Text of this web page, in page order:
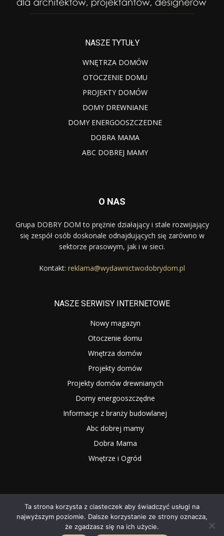
NASZE TYTUŁY
WNĘTRZA DOMÓW
OTOCZENIE DOMU
PROJEKTY DOMÓW
DOMY DREWNIANE
DOMY ENERGOOSZCZEDNE
DOBRA MAMA
ABC DOBREJ MAMY
O NAS
Grupa DOBRY DOM to prężnie działający i stale rozwijający
się zespół osób doskonale odnajdujących się zarówno w
sektorze prasowym, jak i w sieci.
Kontakt: reklama@wydawnictwodobrydom.pl
NASZE SERWISY INTERNETOWE
Nowy magazyn
Otoczenie domu
Wnętrza domów
Projekty domów
Projekty domów drewnianych
Domy energooszczędne
Informacje z branży budowlanej
Abc dobrej mamy
Dobra Mama
Wnętrze i Ogród
2025 NOWYMAGAZYN.PL
Ta strona korzysta z ciasteczek aby świadczyć usługi na
najwyższym poziomie. Dalsze korzystanie ze strony oznacza,
że zgadzasz się na ich użycie.